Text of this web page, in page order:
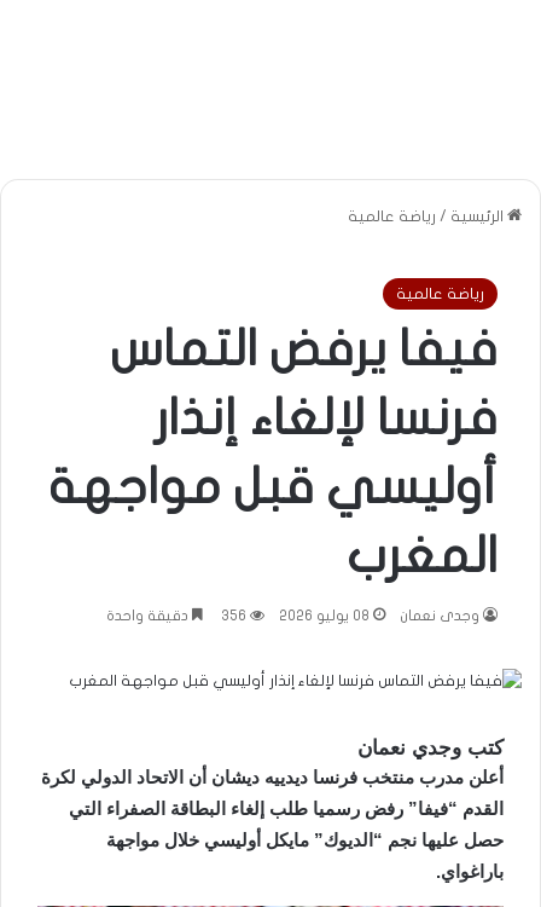
الرئيسية / رياضة عالمية
رياضة عالمية
فيفا يرفض التماس
فرنسا لإلغاء إنذار
أوليسي قبل مواجهة
المغرب
وجدى نعمان 08 يوليو 2026 356 دقيقة واحدة
كتب وجدي نعمان
أعلن مدرب منتخب فرنسا ديدييه ديشان أن الاتحاد الدولي لكرة
القدم “فيفا” رفض رسميا طلب إلغاء البطاقة الصفراء التي
حصل عليها نجم “الديوك” مايكل أوليسي خلال مواجهة
باراغواي.